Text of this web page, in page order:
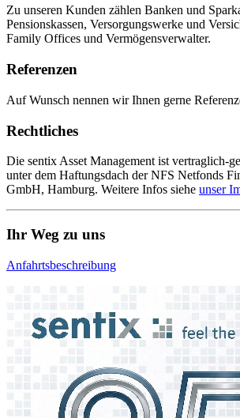
Zu unseren Kunden zählen Banken und
Pensionskassen, Versorgungswerke und
Family Offices und Vermögensverwalter.
Referenzen
Auf Wunsch nennen wir Ihnen gerne
Rechtliches
Die sentix Asset Management ist vertraglich-
unter dem Haftungsdach der NFS Netfonds
GmbH, Hamburg. Weitere Infos siehe unser
Ihr Weg zu uns
Anfahrtsbeschreibung